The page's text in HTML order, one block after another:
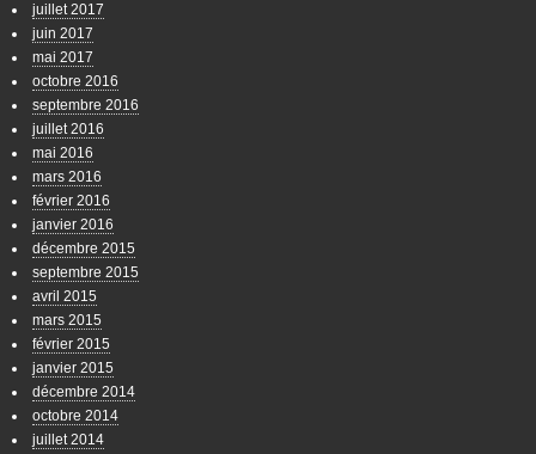
juillet 2017
juin 2017
mai 2017
octobre 2016
septembre 2016
juillet 2016
mai 2016
mars 2016
février 2016
janvier 2016
décembre 2015
septembre 2015
avril 2015
mars 2015
février 2015
janvier 2015
décembre 2014
octobre 2014
juillet 2014